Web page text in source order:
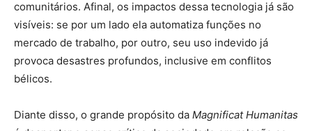
comunitários. Afinal, os impactos dessa tecnologia já são
visíveis: se por um lado ela automatiza funções no
mercado de trabalho, por outro, seu uso indevido já
provoca desastres profundos, inclusive em conflitos
bélicos.
Diante disso, o grande propósito da Magnificat Humanitas